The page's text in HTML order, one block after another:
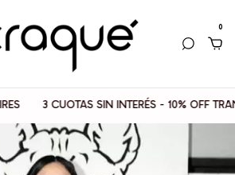
0
3 CUOTAS SIN INTERÉS - 10% OFF